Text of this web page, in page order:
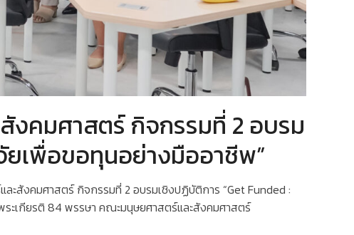
คมศาสตร์ กิจกรรมที่ 2 อบรม
ยเพื่อขอทุนอย่างมืออาชีพ”
สังคมศาสตร์ กิจกรรมที่ 2 อบรมเชิงปฏิบัติการ “Get Funded :
ะเกียรติ 84 พรรษา คณะมนุษยศาสตร์และสังคมศาสตร์